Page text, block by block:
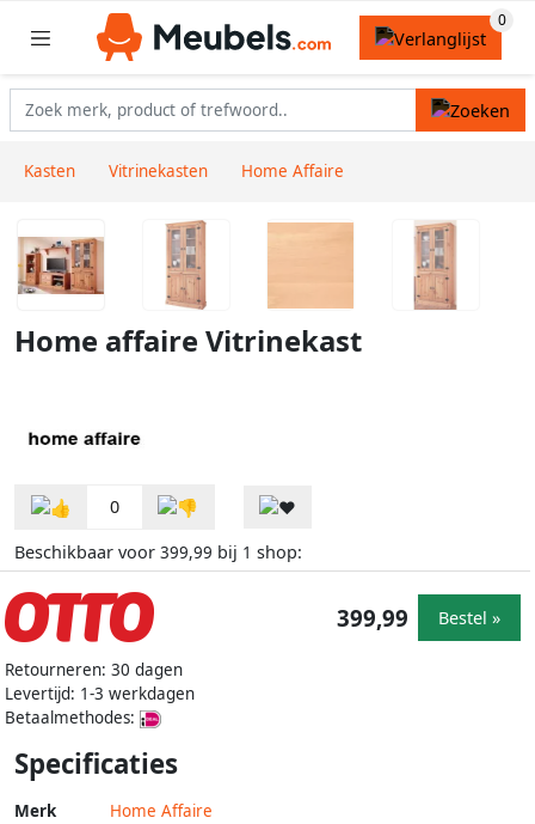
Kasten Vitrinekasten Home Affaire
Home affaire Vitrinekast
0
Beschikbaar voor 399,99 bij 1 shop:
Retourneren: 30 dagen
Levertijd: 1-3 werkdagen
Betaalmethodes:
399,99 Bestel »
Specificaties
Merk Home Affaire